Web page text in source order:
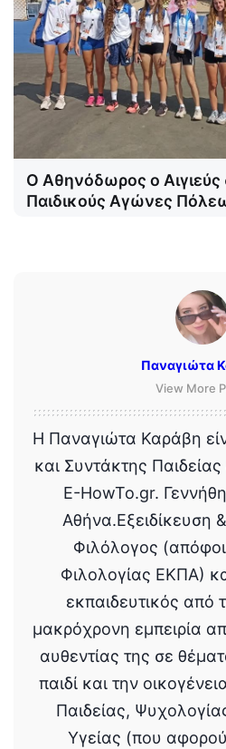
Ο Αθηνόδωρος ο Αιγιεύς
Παιδικούς Αγώνες
Παναγιώτα
View More
Η Παναγιώτα Καράβη
και Συντάκτης
E-HowTo.gr.
Αθήνα.Εξειδίκευση
Φιλόλογος
Φιλολογίας ΕΚΠΑ)
εκπαιδευτικός από
μακρόχρονη εμπειρία
αυθεντίας της σε
παιδί και την
Παιδείας,
Υγείας (που